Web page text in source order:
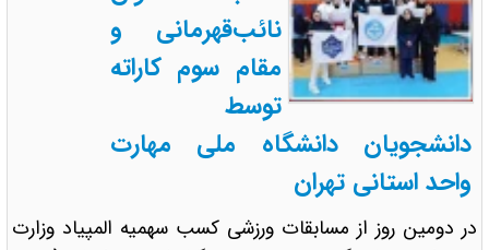
نائب‌قهرمانی و
مقام سوم کاراته
توسط
دانشجویان دانشگاه ملی مهارت
واحد استانی تهران
در دومین روز از مسابقات ورزشی کسب سهمیه المپیاد وزارت